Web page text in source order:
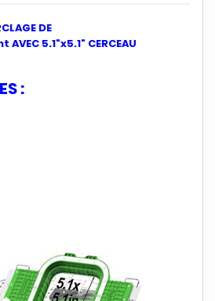
DE
AVEC 5.1"x5.1" CERCEAU
: